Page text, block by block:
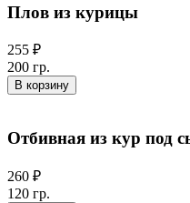
Плов из курицы
255 ₽
200 гр.
В корзину
Отбивная из кур под
260 ₽
120 гр.